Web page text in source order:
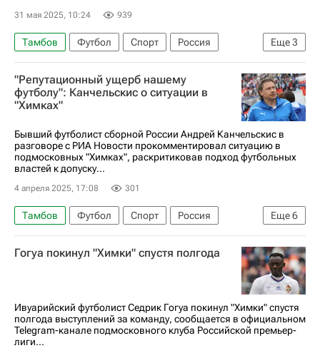
31 мая 2025, 10:24 939
Еще3
Тамбов Футбол Спорт
Россия
Дмитрий Чистяков
Зенит Шинник
"Репутационный ущерб нашему
футболу": Канчельскис о ситуации в
"Химках"
Бывший футболист сборной России Андрей Канчельскис в
разговоре с РИА Новости прокомментировал ситуацию в
подмосковных "Химках", раскритиковав подход футбольных
властей к допуску...
4 апреля 2025, 17:08 301
Еще6
Тамбов Футбол Спорт
Россия
Москва
Андрей Канчельскис
Резиуан Мирзов
Зелимхан Бакаев
Химки
Гогуа покинул "Химки" спустя полгода
Ивуарийский футболист Седрик Гогуа покинул "Химки" спустя
полгода выступлений за команду, сообщается в официальном
Telegram-канале подмосковного клуба Российской премьер-
лиги...